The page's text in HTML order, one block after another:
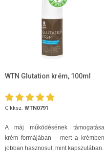
WTN Glutation krém, 100ml
Cikksz. WTN0791
A máj működésének támogatása
krém formájában – mert a krémben
jobban hasznosul, mint kapszulában.